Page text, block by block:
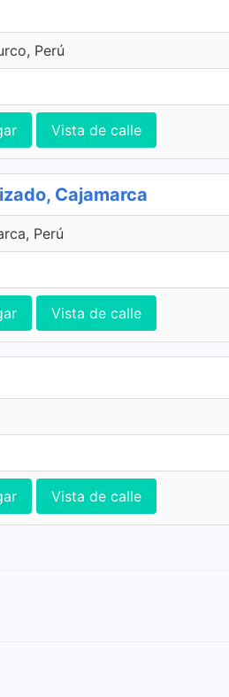
Perú
Vista de calle
Cajamarca
Perú
Vista de calle
Vista de calle